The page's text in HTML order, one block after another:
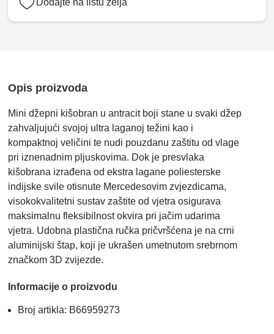
Opis proizvoda
Mini džepni kišobran u antracit boji stane u svaki džep
zahvaljujući svojoj ultra laganoj težini kao i
kompaktnoj veličini te nudi pouzdanu zaštitu od vlage
pri iznenadnim pljuskovima. Dok je presvlaka
kišobrana izrađena od ekstra lagane poliesterske
indijske svile otisnute Mercedesovim zvjezdicama,
visokokvalitetni sustav zaštite od vjetra osigurava
maksimalnu fleksibilnost okvira pri jačim udarima
vjetra. Udobna plastična ručka pričvršćena je na crni
aluminijski štap, koji je ukrašen umetnutom srebrnom
značkom 3D zvijezde.
Informacije o proizvodu
Broj artikla: B66959273